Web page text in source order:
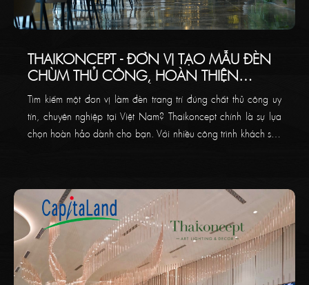
THAIKONCEPT - ĐƠN VỊ TẠO MẪU ĐÈN
CHÙM THỦ CÔNG, HOÀN THIỆN
TRANG TRÍ NỘI THẤT CHO KHÔNG
GIAN CỦA BẠN
Tìm kiếm một đơn vị làm đèn trang trí đúng chất thủ công uy
tín, chuyên nghiệp tại Việt Nam? Thaikoncept chính là sự lựa
chọn hoàn hảo dành cho bạn. Với nhiều công trình khách sạn